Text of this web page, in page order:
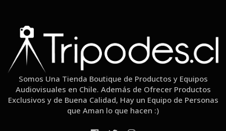
Somos Una Tienda Boutique de Productos y Equipos
Audiovisuales en Chile. Además de Ofrecer Productos
Exclusivos y de Buena Calidad, Hay un Equipo de Personas
que Aman lo que hacen :)